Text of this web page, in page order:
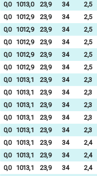
0,0 1013,0 23,9 34
2,5
0,0 1012,9 23,9 34
2,5
0,0 1012,9 23,9 34
2,5
0,0 1012,9 23,9 34
2,5
0,0 1012,9 23,9 34
2,5
0,0 1012,9 23,9 34
2,5
0,0 1013,1 23,9 34
2,3
0,0 1013,1 23,9 34
2,3
0,0 1013,1 23,9 34
2,3
0,0 1013,1 23,9 34
2,3
0,0 1013,1 23,9 34
2,3
0,0 1013,1 23,9 34
2,4
0,0 1013,1 23,9 34
2,4
0,0 1013,1 23,9 34
2,4